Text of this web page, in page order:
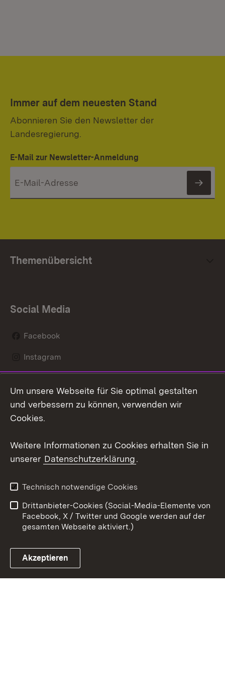
Immer auf dem neuesten Stand
Abonnieren Sie den Newsletter der
Landesregierung.
E-Mail zur Newsletter-Anmeldung
Themenübersicht
Social Media
Facebook
Instagram
Mastodon
Youtube
Link zum Landesportal
Kontakt
Datenschutz
Barrierefreiheit
Impressum Cookies
Um unsere Webseite für Sie optimal gestalten
und verbessern zu können, verwenden wir
Cookies.
Weitere Informationen zu Cookies erhalten Sie in
unserer Datenschutzerklärung.
Technisch notwendige Cookies
Drittanbieter-Cookies (Social-Media-Elemente von
Facebook, X / Twitter und Google werden auf der
gesamten Webseite aktiviert.)
Akzeptieren